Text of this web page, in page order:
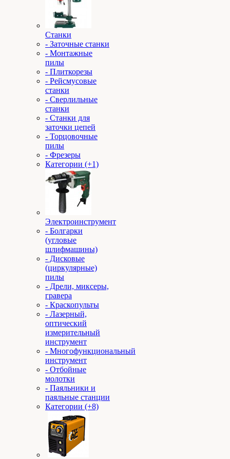
Станки
- Заточные станки
- Монтажные
пилы
- Плиткорезы
- Рейсмусовые
станки
- Сверлильные
станки
- Станки для
заточки цепей
- Торцовочные
пилы
- Фрезеры
Категории (+1)
Электроинструмент
- Болгарки
(угловые
шлифмашины)
- Дисковые
(циркулярные)
пилы
- Дрели, миксеры,
гравера
- Краскопульты
- Лазерный,
оптический
измерительный
инструмент
- Многофункциональный
инструмент
- Отбойные
молотки
- Паяльники и
паяльные станции
Категории (+8)